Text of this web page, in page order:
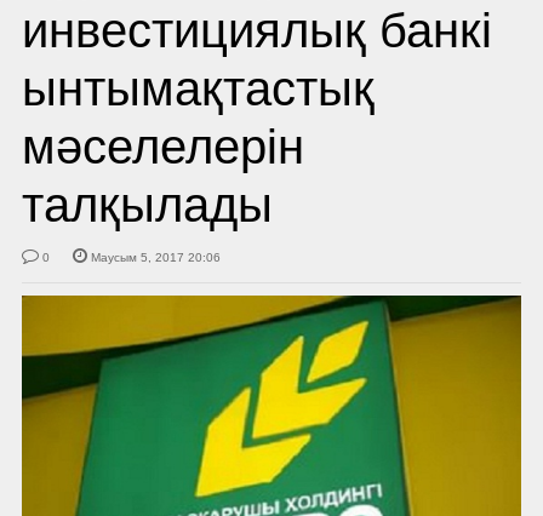
инвестициялық банкі
ынтымақтастық
мәселелерін
талқылады
0 Маусым 5, 2017 20:06